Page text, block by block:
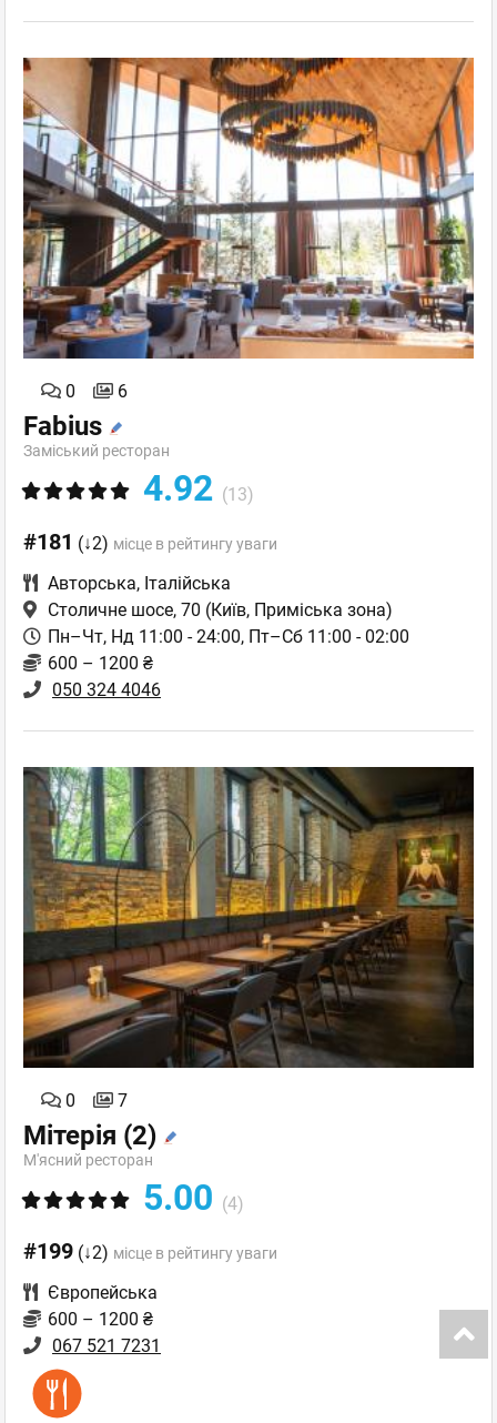
0 6
Fabius
Заміський ресторан
4.92 (13)
#181 (↓2) місце в рейтингу уваги
Авторська, Італійська
Столичне шосе, 70 (Київ, Приміська зона)
Пн–Чт, Нд 11:00 - 24:00, Пт–Сб 11:00 - 02:00
600 – 1200 ₴
050 324 4046
0 7
Мітерія (2)
М'ясний ресторан
5.00 (4)
#199 (↓2) місце в рейтингу уваги
Європейська
600 – 1200 ₴
067 521 7231